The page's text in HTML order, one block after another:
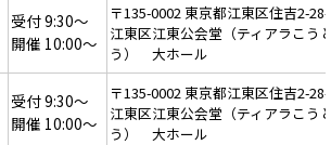
受付 9:30～
開催 10:00～
〒135-0002 東京都江東区住吉2-
江東区江東公会堂（ティアラこう
う） 大ホール
受付 9:30～
開催 10:00～
〒135-0002 東京都江東区住吉2-
江東区江東公会堂（ティアラこう
う） 大ホール